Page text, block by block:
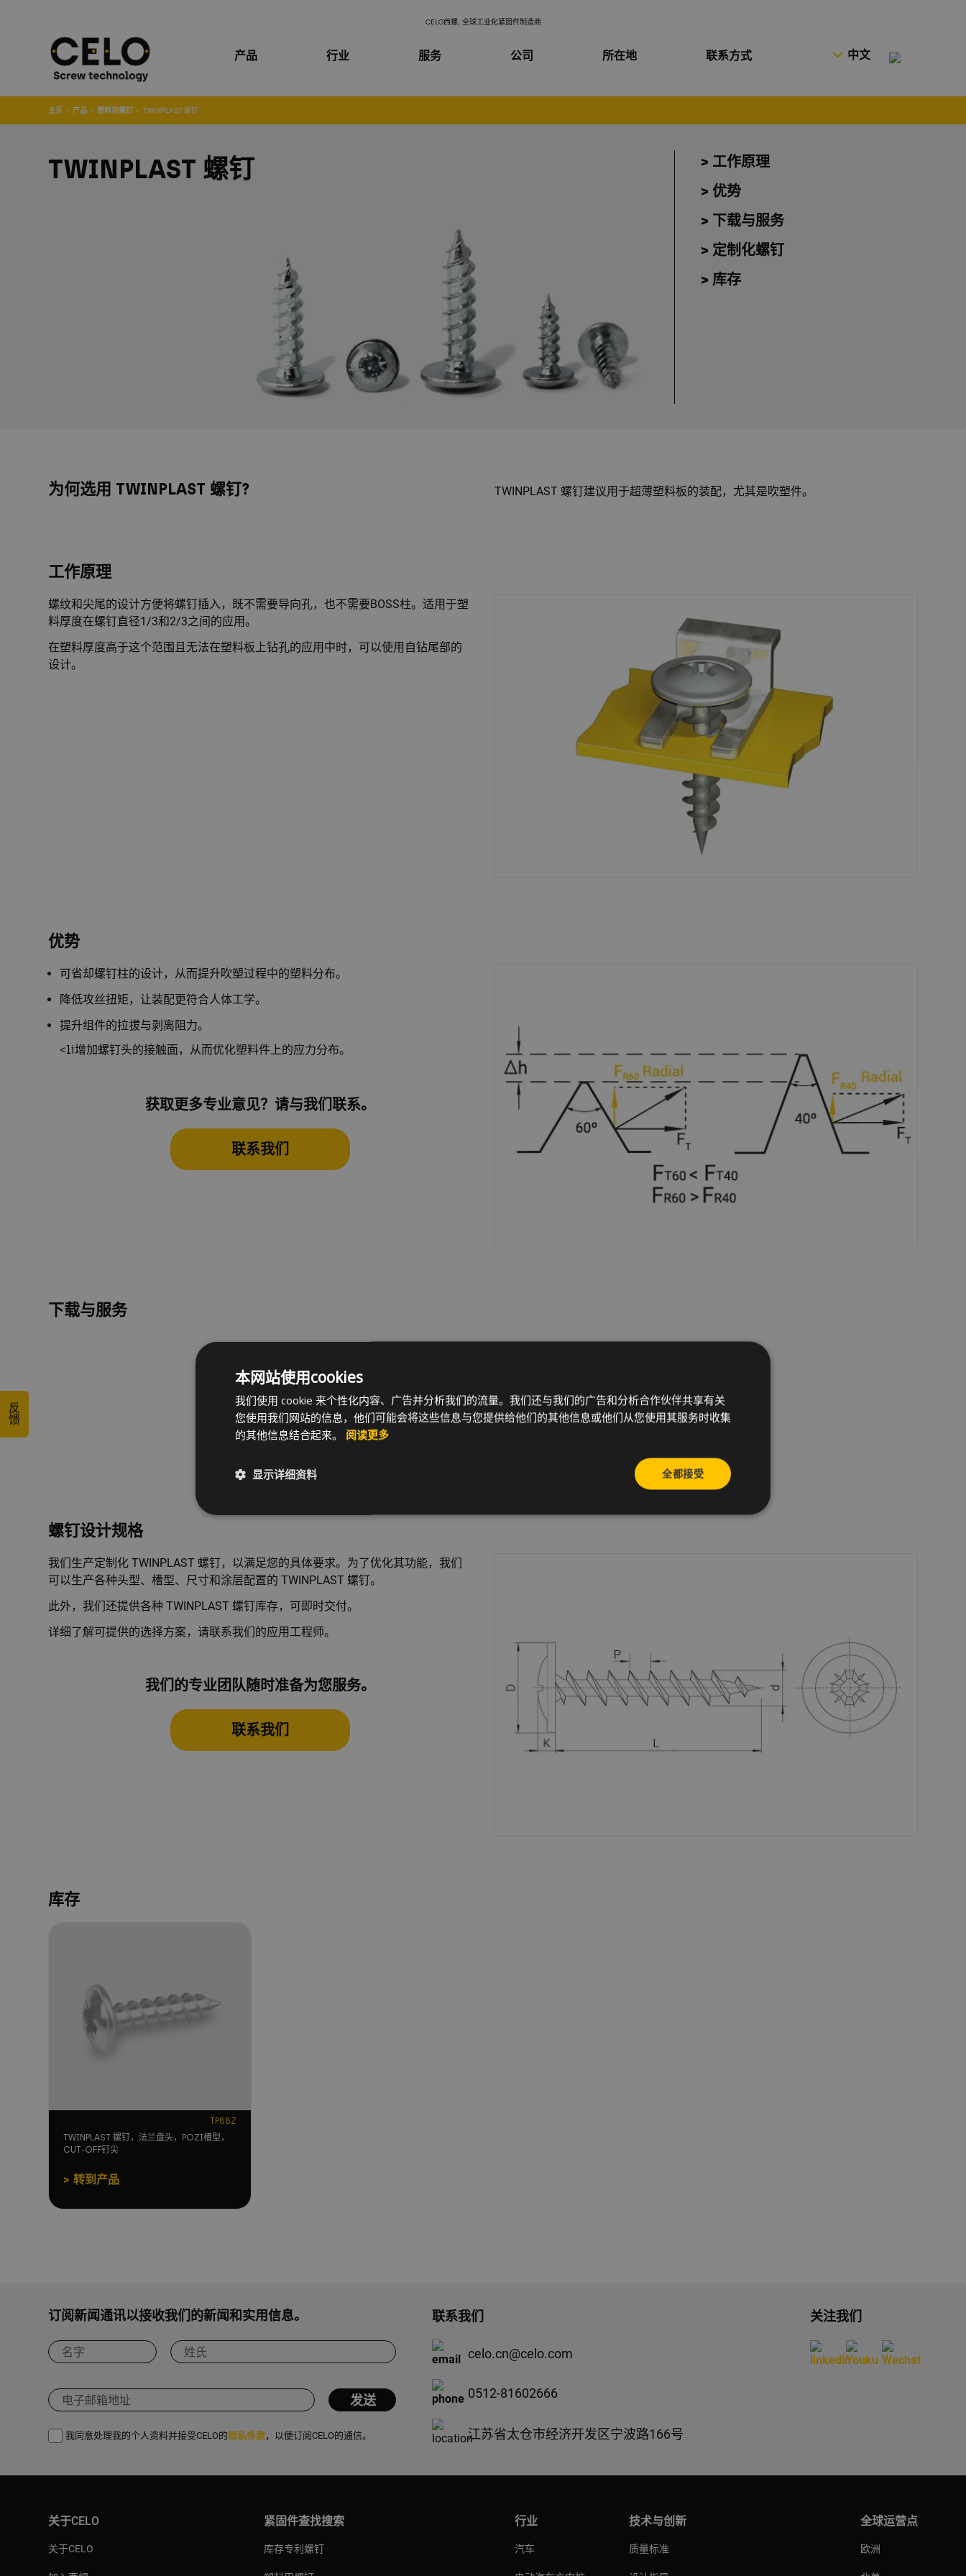
CELO西螺, 全球工业化紧固件制造商
产品 行业 服务 公司 所在地 联系方式 中文
主页 产品 塑料用螺钉 TWINPLAST 螺钉
TWINPLAST 螺钉
工作原理
优势
下载与服务
定制化螺钉
库存
为何选用 TWINPLAST 螺钉? TWINPLAST 螺钉建议用于超薄塑料板的装配，尤其是吹塑件。
工作原理
螺纹和尖尾的设计方便将螺钉插入，既不需要导向孔，也不需要BOSS柱。适用于塑
料厚度在螺钉直径1/3和2/3之间的应用。
在塑料厚度高于这个范围且无法在塑料板上钻孔的应用中时，可以使用自钻尾部的
设计。
优势
可省却螺钉柱的设计，从而提升吹塑过程中的塑料分布。
降低攻丝扭矩，让装配更符合人体工学。
提升组件的拉拔与剥离阻力。
<li增加螺钉头的接触面，从而优化塑料件上的应力分布。
获取更多专业意见？请与我们联系。
联系我们
下载与服务
螺钉设计规格
我们生产定制化 TWINPLAST 螺钉，以满足您的具体要求。为了优化其功能，我们
可以生产各种头型、槽型、尺寸和涂层配置的 TWINPLAST 螺钉。
此外，我们还提供各种 TWINPLAST 螺钉库存，可即时交付。
详细了解可提供的选择方案，请联系我们的应用工程师。
我们的专业团队随时准备为您服务。
联系我们
库存
TP88Z
TWINPLAST 螺钉，法兰盘头，POZI槽型，
CUT-OFF钉尖
转到产品
订阅新闻通讯以接收我们的新闻和实用信息。
我同意处理我的个人资料并接受CELO的 隐私条款，以便订阅CELO的通信。
联系我们
celo.cn@celo.com
0512-81602666
江苏省太仓市经济开发区宁波路166号
关注我们
关于CELO
关于CELO
紧固件查找搜索
库存专利螺钉
行业
汽车
技术与创新
质量标准
全球运营点
欧洲
反馈
本网站使用cookies
我们使用 cookie 来个性化内容、广告并分析我们的流量。我们还与我们的广告和分析合作伙伴共享有关
您使用我们网站的信息，他们可能会将这些信息与您提供给他们的其他信息或他们从您使用其服务时收集
的其他信息结合起来。
阅读更多
全都接受
显示详细资料